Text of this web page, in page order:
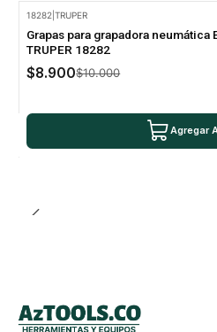
18282 |TRUPER
Grapas para grapadora neumática
TRUPER 18282
$8.900$10.000
Agregar